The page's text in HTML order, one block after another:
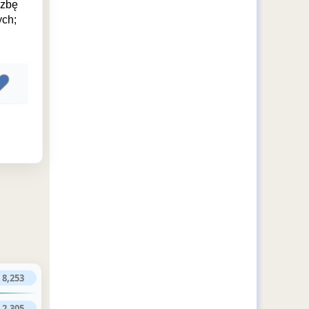
8,253